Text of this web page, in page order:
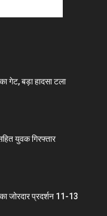
गेट, बड़ा हादसा टला
युवक गिरफ्तार
जोरदार प्रदर्शन 11-13